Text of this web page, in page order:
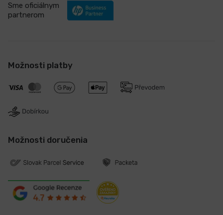
Sme oficiálnym
partnerom
Možnosti platby
Možnosti doručenia